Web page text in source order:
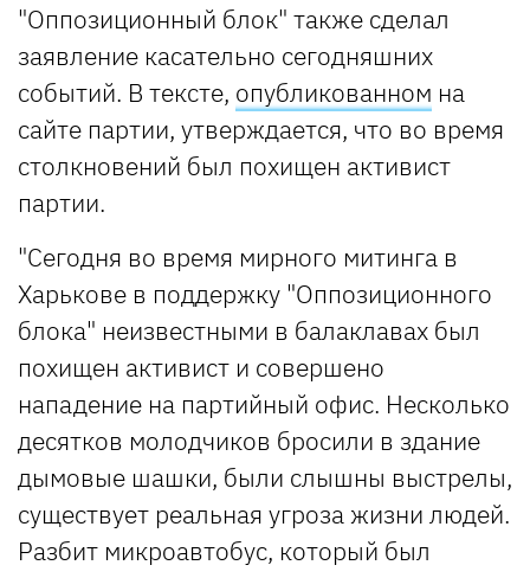
"Оппозиционный блок" также сделал
заявление касательно сегодняшних
событий. В тексте, опубликованном на
сайте партии, утверждается, что во время
столкновений был похищен активист
партии.
"Сегодня во время мирного митинга в
Харькове в поддержку "Оппозиционного
блока" неизвестными в балаклавах был
похищен активист и совершено
нападение на партийный офис. Несколько
десятков молодчиков бросили в здание
дымовые шашки, были слышны выстрелы,
существует реальная угроза жизни людей.
Разбит микроавтобус, который был